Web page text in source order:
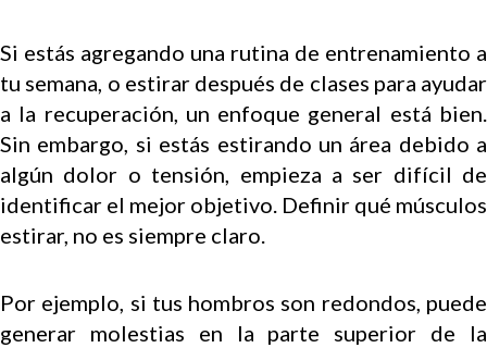
Si estás agregando una rutina de entrenamiento a
tu semana, o estirar después de clases para ayudar
a la recuperación, un enfoque general está bien.
Sin embargo, si estás estirando un área debido a
algún dolor o tensión, empieza a ser difícil de
identificar el mejor objetivo. Definir qué músculos
estirar, no es siempre claro.
Por ejemplo, si tus hombros son redondos, puede
generar molestias en la parte superior de la